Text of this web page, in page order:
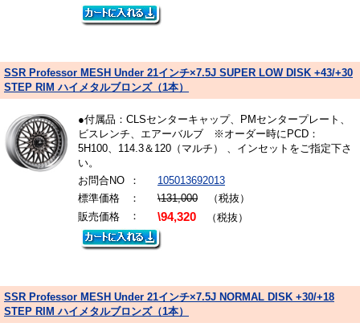
SSR Professor MESH Under 21インチ×7.5J SUPER LOW DISK +43/+30
STEP RIM ハイメタルブロンズ（1本）
●付属品：CLSセンターキャップ、PMセンタープレート、
ビスレンチ、エアーバルブ ※オーダー時にPCD：
5H100、114.3＆120（マルチ） 、インセットをご指定下さ
い。
お問合NO
：
105013692013
標準価格
： \131,000 （税抜）
販売価格
： \94,320 （税抜）
SSR Professor MESH Under 21インチ×7.5J NORMAL DISK +30/+18
STEP RIM ハイメタルブロンズ（1本）